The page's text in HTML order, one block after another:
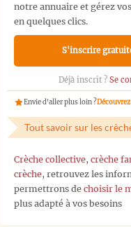
notre annuaire et gérez
en quelques clics.
S'inscrire
Déjà inscrit ? Se
Envie d'aller plus loin ?
Tout savoir sur les
Crèche collective, crèche
crèche, retrouvez les
permettrons de choisir le
plus adapté à vos besoins